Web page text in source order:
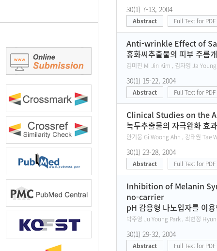
30(1) 7-13, 2004
Abstract Full Text for PDF
Anti-wrinkle Effect of
홍화씨추출물의 피부 주름
김미진 Mi Jin Kim , 김자영 Ja
30(1) 15-22, 2004
Abstract Full Text for PDF
Clinical Studies on the
녹두추출물의 자극완화 효
안기웅 Gi Woong Ahn , 강태원 Tae
30(1) 23-28, 2004
Abstract Full Text for PDF
Inhibition of Melanin
no-carrier
pH 감응형 나노입자를 이
박주영 Ju Young Park , 최현정
30(1) 29-32, 2004
Abstract Full Text for PDF